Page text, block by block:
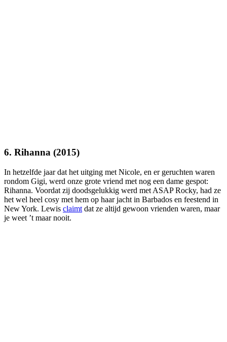
6. Rihanna (2015)
In hetzelfde jaar dat het uitging met Nicole, en er geruchten waren
rondom Gigi, werd onze grote vriend met nog een dame gespot:
Rihanna. Voordat zij doodsgelukkig werd met ASAP Rocky, had ze
het wel heel cosy met hem op haar jacht in Barbados en feestend in
New York. Lewis claimt dat ze altijd gewoon vrienden waren, maar
je weet ’t maar nooit.